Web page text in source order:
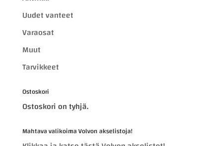
Uudet vanteet
Varaosat
Muut
Tarvikkeet
Ostoskori
Ostoskori on tyhjä.
Mahtava valikoima Volvon akselistoja!